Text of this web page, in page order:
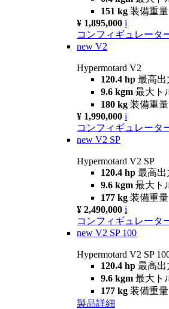
151 kg 装備重量
¥ 1,895,000 i
コンフィギュレータ
new V2
Hypermotard V2
120.4 hp 最高出
9.6 kgm 最大ト
180 kg 装備重量
¥ 1,990,000 i
コンフィギュレータ
new V2 SP
Hypermotard V2 SP
120.4 hp 最高出
9.6 kgm 最大ト
177 kg 装備重量
¥ 2,490,000 i
コンフィギュレータ
new V2 SP 100
Hypermotard V2 SP
120.4 hp 最高出
9.6 kgm 最大ト
177 kg 装備重量
製品詳細